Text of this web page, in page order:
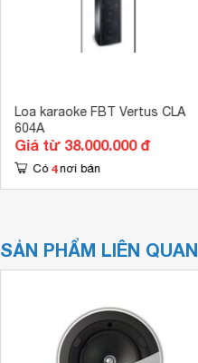
Loa karaoke FBT Vertus CLA
604A
Giá từ 38.000.000 đ
Có 4 nơi bán
SẢN PHẨM LIÊN QUAN